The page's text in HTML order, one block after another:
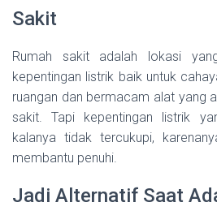
Sakit
Rumah sakit adalah lokasi
kepentingan listrik baik untuk
ruangan dan bermacam alat yang
sakit. Tapi kepentingan listrik
kalanya tidak tercukupi,
membantu penuhi.
Jadi Alternatif Saat